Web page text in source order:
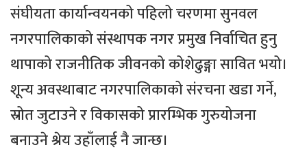
संघीयता कार्यान्वयनको पहिलो चरणमा सुनवल
नगरपालिकाको संस्थापक नगर प्रमुख निर्वाचित हुनु
थापाको राजनीतिक जीवनको कोशेढुङ्गा सावित भयो।
शून्य अवस्थाबाट नगरपालिकाको संरचना खडा गर्ने,
स्रोत जुटाउने र विकासको प्रारम्भिक गुरुयोजना
बनाउने श्रेय उहाँलाई नै जान्छ।